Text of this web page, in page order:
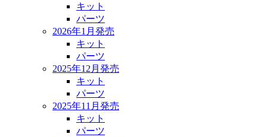
キット
パーツ
2026年1月発売
キット
パーツ
2025年12月発売
キット
パーツ
2025年11月発売
キット
パーツ